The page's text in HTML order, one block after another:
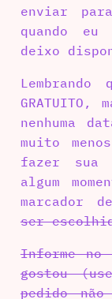
enviar
quando
deixo
GRATUITO,
nenhuma
muito
fazer sua
algum
ser
Informe no
gostou
pedido